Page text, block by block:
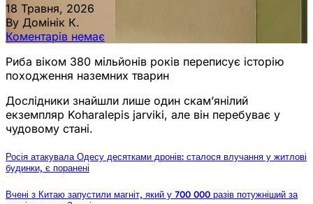
18 Травня, 2026
By Домінік К.
Коментарів немає
Риба віком 380 мільйонів років переписує історію
походження наземних тварин
Дослідники знайшли лише один скам’янілий
екземпляр Koharalepis jarviki, але він перебуває у
чудовому стані.
Росія атакувала Одесу десятками дронів: сталося влучання у житлові
будинки, є поранені
Вчені з Китаю запустили магніт, який у 700 000 разів потужніший за